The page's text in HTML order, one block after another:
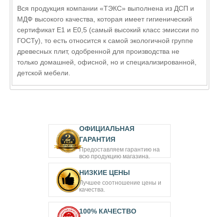
Вся продукция компании «ТЭКС» выполнена из ДСП и
МДФ высокого качества, которая имеет гигиенический
сертификат Е1 и Е0,5 (самый высокий класс эмиссии по
ГОСТу), то есть относится к самой экологичной группе
древесных плит, одобренной для производства не
только домашней, офисной, но и специализированной,
детской мебели.
ОФИЦИАЛЬНАЯ
ГАРАНТИЯ
Предоставляем гарантию на
всю продукцию магазина.
НИЗКИЕ ЦЕНЫ
Лучшее соотношение цены и
качества.
100% КАЧЕСТВО